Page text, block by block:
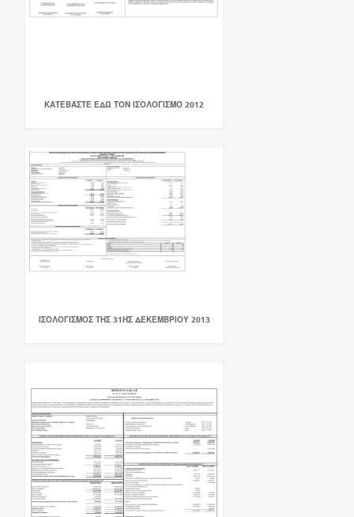
ΚΑΤΕΒΆΣΤΕ ΕΔΏ ΤΟΝ ΙΣΟΛΟΓΙΣΜΌ 2012
ΙΣΟΛΟΓΙΣΜΟΣ ΤΗΣ 31ΗΣ ΔΕΚΕΜΒΡΙΟΥ 2013